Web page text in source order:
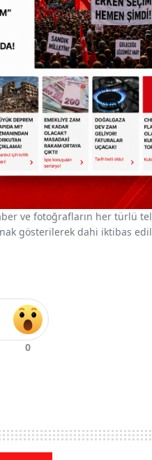
ve fotoğrafların her türlü
gösterilerek dahi iktibas